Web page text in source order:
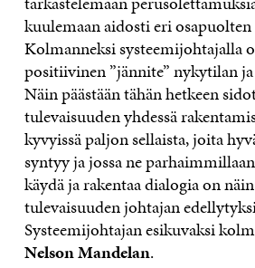
kuulemaan aidosti eri osapuolten
Kolmanneksi systeemijohtajalla
positiivinen ”jännite” nykytilan
Näin päästään tähän hetkeen
tulevaisuuden yhdessä
kyvyissä paljon sellaista, joita
syntyy ja jossa ne
käydä ja rakentaa dialogia on
tulevaisuuden johtajan
Systeemijohtajan esikuvaksi
Nelson Mandelan.